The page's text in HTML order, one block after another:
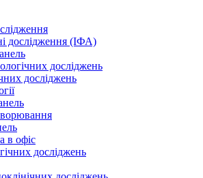
дослідження (ІФА)
досліджень
досліджень
в офіс
досліджень